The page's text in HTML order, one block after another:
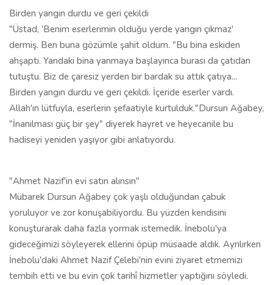
Birden yangın durdu ve geri çekildi
"Üstad, 'Benim eserlerimin olduğu yerde yangın çıkmaz'
dermiş. Ben buna gözümle şahit oldum. "Bu bina eskiden
ahşaptı. Yandaki bina yanmaya başlayınca burası da çatıdan
tutuştu. Biz de çaresiz yerden bir bardak su attık çatıya...
Birden yangın durdu ve geri çekildi. İçeride eserler vardı.
Allah'ın lütfuyla, eserlerin şefaatiyle kurtulduk."Dursun Ağabey,
"İnanılması güç bir şey" diyerek hayret ve heyecanile bu
hadiseyi yeniden yaşıyor gibi anlatıyordu.
"Ahmet Nazif'in evi satın alınsın"
Mübarek Dursun Ağabey çok yaşlı olduğundan çabuk
yoruluyor ve zor konuşabiliyordu. Bu yüzden kendisini
konuşturarak daha fazla yormak istemedik. İnebolu'ya
gideceğimizi söyleyerek ellerini öpüp müsaade aldık. Ayrılırken
İnebolu'daki Ahmet Nazif Çelebi'nin evini ziyaret etmemizi
tembih etti ve bu evin çok tarihî hizmetler yaptığını söyledi.